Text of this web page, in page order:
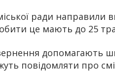
ради направили
це мають до 25
допомагають
повідомляти про